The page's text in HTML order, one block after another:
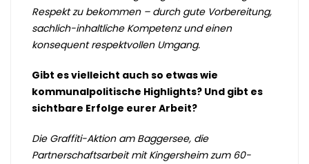
Respekt zu bekommen – durch gute Vorbereitung,
sachlich-inhaltliche Kompetenz und einen
konsequent respektvollen Umgang.
Gibt es vielleicht auch so etwas wie
kommunalpolitische Highlights? Und gibt es
sichtbare Erfolge eurer Arbeit?
Die Graffiti-Aktion am Baggersee, die
Partnerschaftsarbeit mit Kingersheim zum 60-